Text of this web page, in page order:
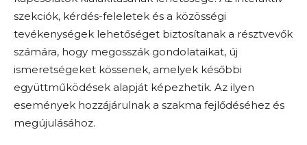
szekciók, kérdés-feleletek és a közösségi
tevékenységek lehetőséget biztosítanak a résztvevők
számára, hogy megosszák gondolataikat, új
ismeretségeket kössenek, amelyek későbbi
együttműködések alapját képezhetik. Az ilyen
események hozzájárulnak a szakma fejlődéséhez és
megújulásához.